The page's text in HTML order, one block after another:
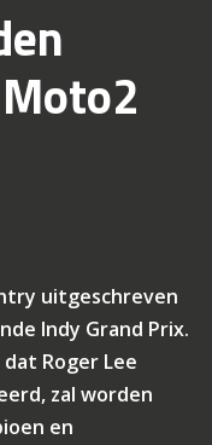
uitgeschreven
Indy Grand Prix.
Roger Lee
zal worden
en